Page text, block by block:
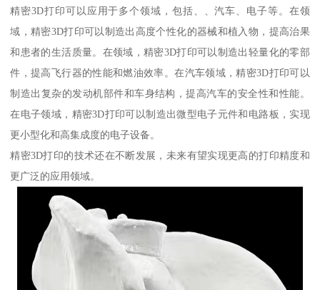
精密3D打印可以应用于多个领域，包括、、汽车、电子等。在领
域，精密3D打印可以制造出高度个性化的器械和植入物，提高治果
和患者的生活质量。在领域，精密3D打印可以制造出轻量化的零部
件，提高飞行器的性能和燃油效率。在汽车领域，精密3D打印可以
制造出复杂的发动机部件和车身结构，提高汽车的安全性和性能。
在电子领域，精密3D打印可以制造出微型电子元件和电路板，实现
更小型化和高集成度的电子设备。
精密3D打印的技术还在不断发展，未来有望实现更高的打印精度和
更广泛的应用领域。